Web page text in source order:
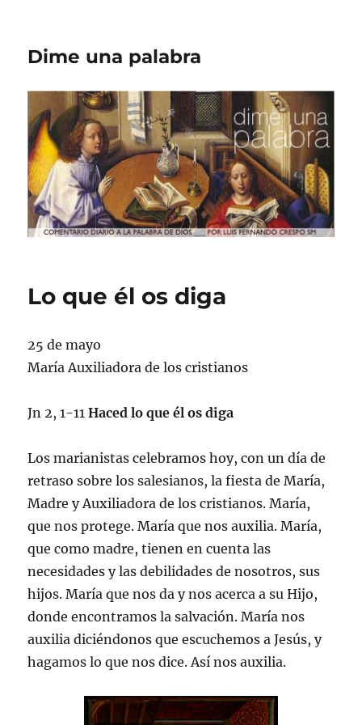
Dime una palabra
Lo que él os diga
25 de mayo
María Auxiliadora de los cristianos
Jn 2, 1-11Haced lo que él os diga
Los marianistas celebramos hoy, con un día de
retraso sobre los salesianos, la fiesta de María,
Madre y Auxiliadora de los cristianos. María,
que nos protege. María que nos auxilia. María,
que como madre, tienen en cuenta las
necesidades y las debilidades de nosotros, sus
hijos. María que nos da y nos acerca a su Hijo,
donde encontramos la salvación. María nos
auxilia diciéndonos que escuchemos a Jesús, y
hagamos lo que nos dice. Así nos auxilia.